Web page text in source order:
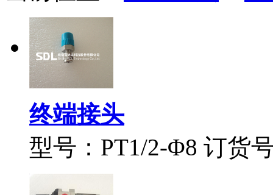
终端接头
型号：PT1/2-Φ8 订货